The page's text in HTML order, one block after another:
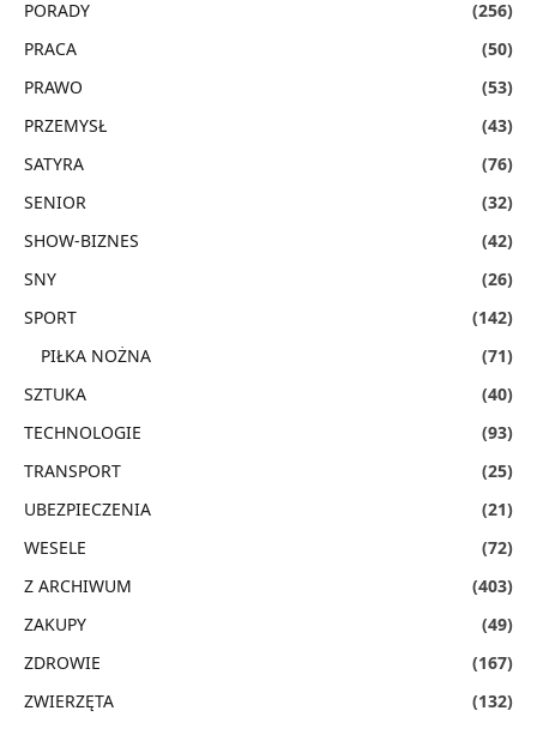
PORADY
(256)
PRACA
(50)
PRAWO
(53)
PRZEMYSŁ
(43)
SATYRA
(76)
SENIOR
(32)
SHOW-BIZNES
(42)
SNY
(26)
SPORT
(142)
PIŁKA NOŻNA
(71)
SZTUKA
(40)
TECHNOLOGIE
(93)
TRANSPORT
(25)
UBEZPIECZENIA
(21)
WESELE
(72)
Z ARCHIWUM
(403)
ZAKUPY
(49)
ZDROWIE
(167)
ZWIERZĘTA
(132)